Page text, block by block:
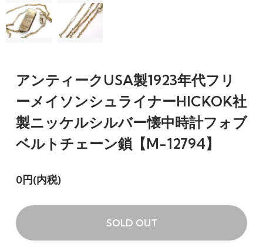
アンティークUSA製1923年代フリ
ーメイソンシュライナーHICKOK社
製ニッケルシルバー懐中時計フォブ
ベルトチェーン鎖【M-12794】
0円(内税)
SOLD OUT